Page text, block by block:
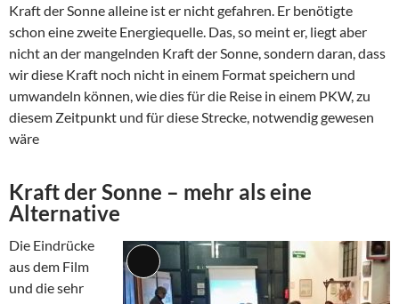
Kraft der Sonne alleine ist er nicht gefahren. Er benötigte
schon eine zweite Energiequelle. Das, so meint er, liegt aber
nicht an der mangelnden Kraft der Sonne, sondern daran, dass
wir diese Kraft noch nicht in einem Format speichern und
umwandeln können, wie dies für die Reise in einem PKW, zu
diesem Zeitpunkt und für diese Strecke, notwendig gewesen
wäre
Kraft der Sonne – mehr als eine
Alternative
Lange
Beschreibung
Die Eindrücke
aus dem Film
und die sehr